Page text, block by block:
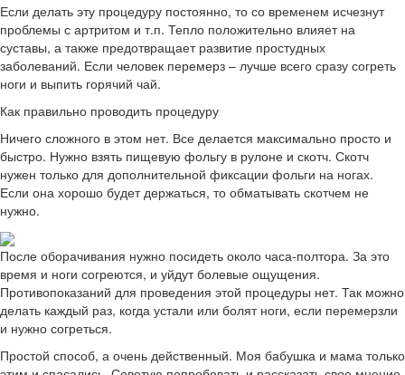
Если делать эту процедуру постоянно, то со временем исчезнут
проблемы с артритом и т.п. Тепло положительно влияет на
суставы, а также предотвращает развитие простудных
заболеваний. Если человек перемерз – лучше всего сразу согреть
ноги и выпить горячий чай.
Как правильно проводить процедуру
Ничего сложного в этом нет. Все делается максимально просто и
быстро. Нужно взять пищевую фольгу в рулоне и скотч. Скотч
нужен только для дополнительной фиксации фольги на ногах.
Если она хорошо будет держаться, то обматывать скотчем не
нужно.
После оборачивания нужно посидеть около часа-полтора. За это
время и ноги согреются, и уйдут болевые ощущения.
Противопоказаний для проведения этой процедуры нет. Так можно
делать каждый раз, когда устали или болят ноги, если перемерзли
и нужно согреться.
Простой способ, а очень действенный. Моя бабушка и мама только